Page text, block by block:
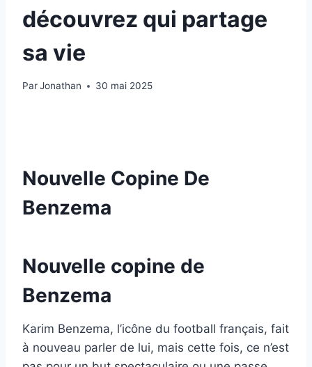
découvrez qui partage
sa vie
ParJonathan 30 mai 2025
Nouvelle Copine De
Benzema
Nouvelle copine de
Benzema
Karim Benzema, l’icône du football français, fait
à nouveau parler de lui, mais cette fois, ce n’est